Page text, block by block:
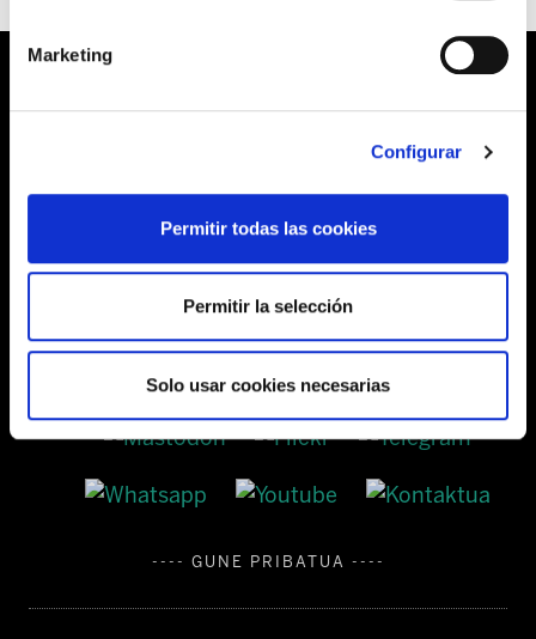
Marketing
Configurar
Permitir todas las cookies
Permitir la selección
Solo usar cookies necesarias
Barrainkua, 13 48009 BILBO
SEDES
---- GUNE PRIBATUA ----